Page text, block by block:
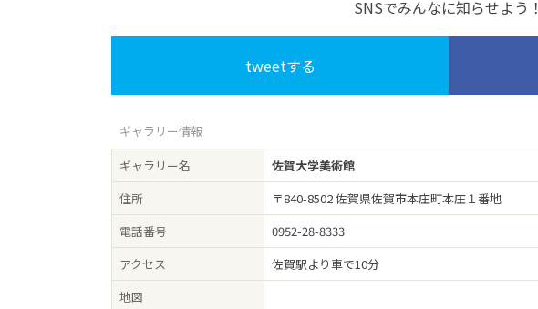
SNSでみんなに知らせよう！
tweetする
ギャラリー情報
ギャラリー名
佐賀大学美術館
住所
〒840-8502 佐賀県佐賀市本庄町本庄１番地
電話番号
0952-28-8333
アクセス
佐賀駅より車で10分
地図